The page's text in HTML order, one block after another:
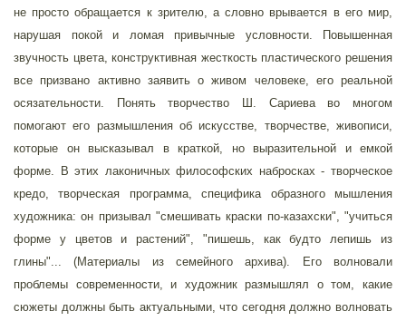
не просто обращается к зрителю, а словно врывается в его мир,
нарушая покой и ломая привычные условности. Повышенная
звучность цвета, конструктивная жесткость пластического решения
все призвано активно заявить о живом человеке, его реальной
осязательности. Понять творчество Ш. Сариева во многом
помогают его размышления об искусстве, творчестве, живописи,
которые он высказывал в краткой, но выразительной и емкой
форме. В этих лаконичных философских набросках - творческое
кредо, творческая программа, специфика образного мышления
художника: он призывал "смешивать краски по-казахски", "учиться
форме у цветов и растений", "пишешь, как будто лепишь из
глины"... (Материалы из семейного архива). Его волновали
проблемы современности, и художник размышлял о том, какие
сюжеты должны быть актуальными, что сегодня должно волновать